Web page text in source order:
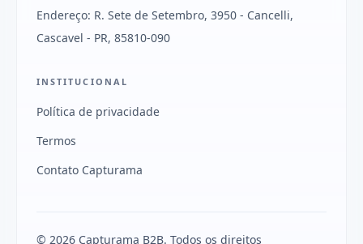
Endereço: R. Sete de Setembro, 3950 - Cancelli,
Cascavel - PR, 85810-090
INSTITUCIONAL
Política de privacidade
Termos
Contato Capturama
© 2026 Capturama B2B. Todos os direitos